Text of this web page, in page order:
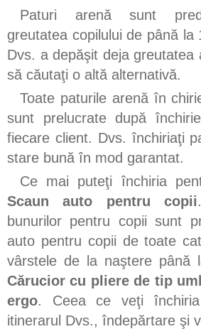
Paturi arenă sunt
greutatea copilului de până la
Dvs. a depăşit deja greutatea
să căutaţi o altă alternativă.
Toate paturile arenă în
sunt prelucrate după
fiecare client. Dvs. închiriaţi
stare bună în mod garantat.
Ce mai puteţi închiria
Scaun auto pentru copii
bunurilor pentru copii sunt
auto pentru copii de toate
vârstele de la naştere până
Cărucior cu pliere de tip
ergo. Ceea ce veţi
itinerarul Dvs., îndepărtare şi